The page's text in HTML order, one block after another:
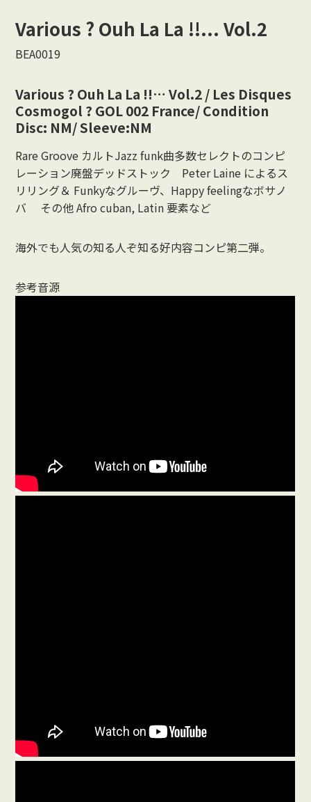
Various ? Ouh La La !!... Vol.2
BEA0019
Various ? Ouh La La !!… Vol.2 / Les Disques
Cosmogol ? GOL 002 France/ Condition
Disc: NM/ Sleeve:NM
Rare Groove カルトJazz funk曲多数セレクトのコンピ
レーション廃盤デッドストック Peter Laine によるス
リリング＆ Funkyなグルーヴ、Happy feelingなボサノ
バ その他 Afro cuban, Latin 要素など
海外でも人気の知る人ぞ知る好内容コンピ第二弾。
参考音源